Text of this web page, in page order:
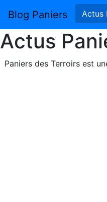
Blog Paniers Actus
Actus
Paniers des Terroirs est